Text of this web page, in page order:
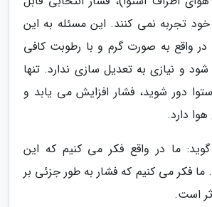
تجربه نمی کنند. این مسئله به این
واقع به صورت گرم و با رطوبت کافی
شود و نیازی به تعدیل سازی ندارد. تنها
دور شوید، فشار افزایش می یابد و
دارد.
ما در واقع فکر می کنیم که این
فکر می کنیم که فشار به طور جزئی بر
است.